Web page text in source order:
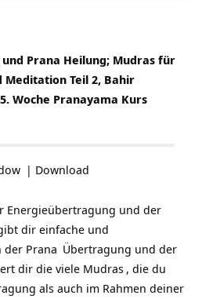
Prana Heilung; Mudras für
Meditation Teil 2, Bahir
Woche Pranayama Kurs
| Download
Energieübertragung und der
dir einfache und
der Prana Übertragung und der
dir die viele Mudras , die du
als auch im Rahmen deiner